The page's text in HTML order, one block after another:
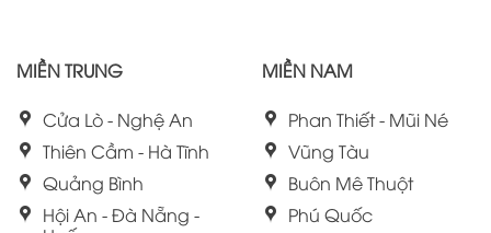
MIỀN TRUNG
Cửa Lò - Nghệ An
Thiên Cầm - Hà Tĩnh
Quảng Bình
Hội An - Đà Nẵng -
MIỀN NAM
Phan Thiết - Mũi Né
Vũng Tàu
Buôn Mê Thuột
Phú Quốc